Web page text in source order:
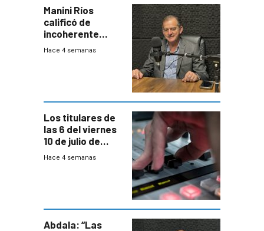
Manini Ríos
calificó de
incoherente
decisión de
Hace 4 semanas
Los titulares de
las 6 del viernes
10 de julio de
2026
Hace 4 semanas
Abdala: “Las